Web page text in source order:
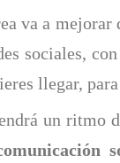
va a mejorar
sociales,
llegar,
un ritmo